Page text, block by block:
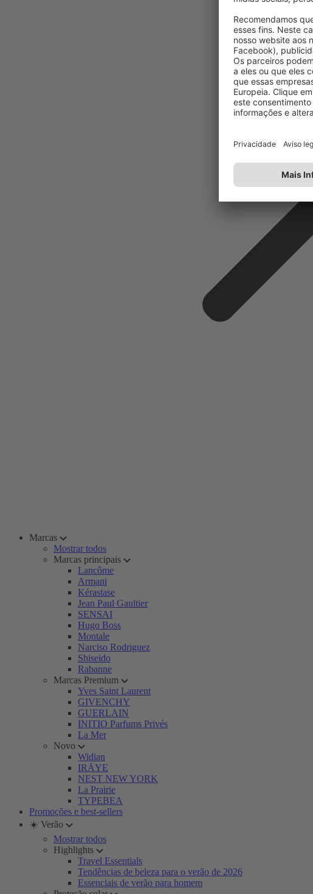
Marcas
Mostrar todos
Marcas principais
Lancôme
Armani
Kérastase
Jean Paul Gaultier
SENSAI
Hugo Boss
Montale
Narciso Rodriguez
Shiseido
Rabanne
Marcas Premium
Yves Saint Laurent
GIVENCHY
GUERLAIN
INITIO Parfums Privés
La Mer
Novo
Widian
IRÄYE
NEST NEW YORK
La Prairie
TYPEBEA
Promoções e best-sellers
☀️ Verão
Mostrar todos
Highlights
Travel Essentials
Tendências de beleza para o verão de 2026
Essenciais de verão para homem